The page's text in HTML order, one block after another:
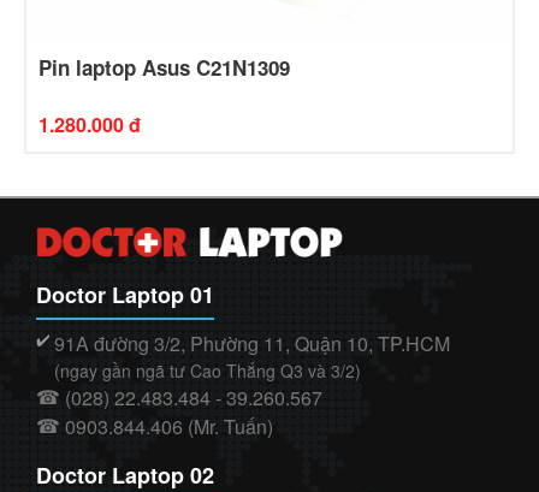
Pin laptop Asus C21N1309
1.280.000 đ
Doctor Laptop 01
✔️ 91A đường 3/2, Phường 11, Quận 10, TP.HCM
(ngay gần ngã tư Cao Thắng Q3 và 3/2)
☎ (028) 22.483.484 - 39.260.567
☎ 0903.844.406 (Mr. Tuấn)
Doctor Laptop 02